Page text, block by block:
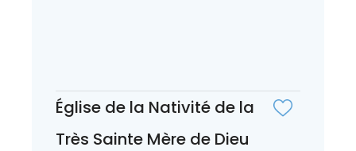
Église de la Nativité de la
Très Sainte Mère de Dieu